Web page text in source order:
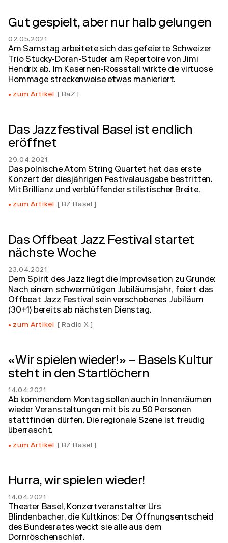
Gut gespielt, aber nur halb gelungen
02.05.2021
Am Samstag arbeitete sich das gefeierte Schweizer
Trio Stucky-Doran-Studer am Repertoire von Jimi
Hendrix ab. Im Kasernen-Rossstall wirkte die virtuose
Hommage streckenweise etwas manieriert.
zum Artikel BaZ
Das Jazzfestival Basel ist endlich
eröffnet
29.04.2021
Das polnische Atom String Quartet hat das erste
Konzert der diesjährigen Festivalausgabe bestritten.
Mit Brillianz und verblüffender stilistischer Breite.
zum Artikel BZ Basel
Das Offbeat Jazz Festival startet
nächste Woche
23.04.2021
Dem Spirit des Jazz liegt die Improvisation zu Grunde:
Nach einem schwermütigen Jubiläumsjahr, feiert das
Offbeat Jazz Festival sein verschobenes Jubiläum
(30+1) bereits ab nächsten Dienstag.
zum Artikel Radio X
«Wir spielen wieder!» – Basels Kultur
steht in den Startlöchern
14.04.2021
Ab kommendem Montag sollen auch in Innenräumen
wieder Veranstaltungen mit bis zu 50 Personen
stattfinden dürfen. Die regionale Szene ist freudig
überrascht.
zum Artikel BZ Basel
Hurra, wir spielen wieder!
14.04.2021
Theater Basel, Konzertveranstalter Urs
Blindenbacher, die Kultkinos: Der Öffnungsentscheid
des Bundesrates weckt sie alle aus dem
Dornröschenschlaf.